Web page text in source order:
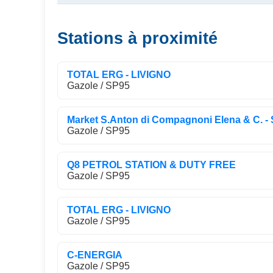
Stations à proximité
TOTAL ERG - LIVIGNO
Gazole / SP95
Market S.Anton di Compagnoni Elena & C. -
Gazole / SP95
Q8 PETROL STATION & DUTY FREE
Gazole / SP95
TOTAL ERG - LIVIGNO
Gazole / SP95
C-ENERGIA
Gazole / SP95